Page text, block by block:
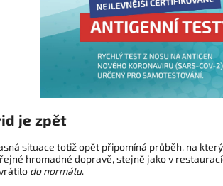
je zpět
situace totiž opět připomíná průběh, na
hromadné dopravě, stejně jako v
do normálu.